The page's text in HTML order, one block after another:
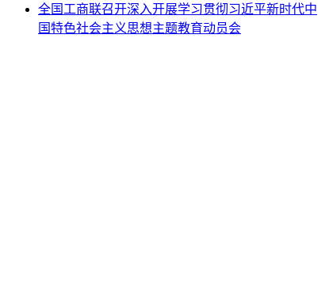
全国工商联召开深入开展学习贯彻习近平新时代中
国特色社会主义思想主题教育动员会